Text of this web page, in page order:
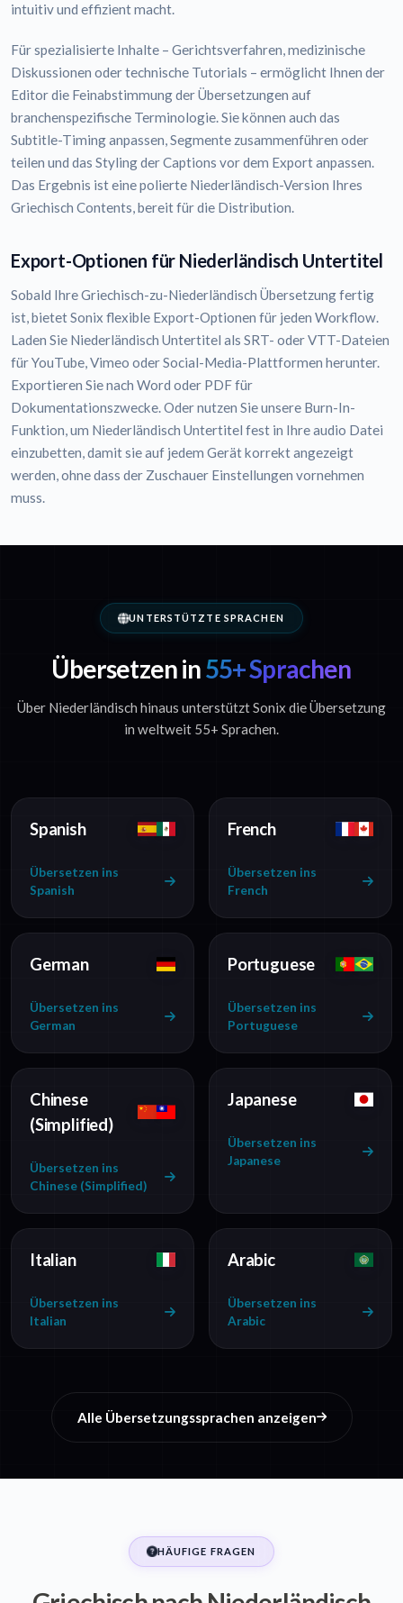
intuitiv und effizient macht.
Für spezialisierte Inhalte – Gerichtsverfahren, medizinische
Diskussionen oder technische Tutorials – ermöglicht Ihnen der
Editor die Feinabstimmung der Übersetzungen auf
branchenspezifische Terminologie. Sie können auch das
Subtitle-Timing anpassen, Segmente zusammenführen oder
teilen und das Styling der Captions vor dem Export anpassen.
Das Ergebnis ist eine polierte Niederländisch-Version Ihres
Griechisch Contents, bereit für die Distribution.
Export-Optionen für Niederländisch Untertitel
Sobald Ihre Griechisch-zu-Niederländisch Übersetzung fertig
ist, bietet Sonix flexible Export-Optionen für jeden Workflow.
Laden Sie Niederländisch Untertitel als SRT- oder VTT-Dateien
für YouTube, Vimeo oder Social-Media-Plattformen herunter.
Exportieren Sie nach Word oder PDF für
Dokumentationszwecke. Oder nutzen Sie unsere Burn-In-
Funktion, um Niederländisch Untertitel fest in Ihre audio Datei
einzubetten, damit sie auf jedem Gerät korrekt angezeigt
werden, ohne dass der Zuschauer Einstellungen vornehmen
muss.
UNTERSTÜTZTE SPRACHEN
Übersetzen in55+ Sprachen
Über Niederländisch hinaus unterstützt Sonix die Übersetzung
in weltweit 55+ Sprachen.
Spanish
Übersetzen ins
Spanish
French
Übersetzen ins
French
German
Übersetzen ins
German
Portuguese
Übersetzen ins
Portuguese
Chinese
(Simplified)
Übersetzen ins
Chinese (Simplified)
Japanese
Übersetzen ins
Japanese
Italian
Übersetzen ins
Italian
Arabic
Übersetzen ins
Arabic
Alle Übersetzungssprachen anzeigen
HÄUFIGE FRAGEN